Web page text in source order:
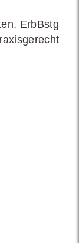
ErbBstg